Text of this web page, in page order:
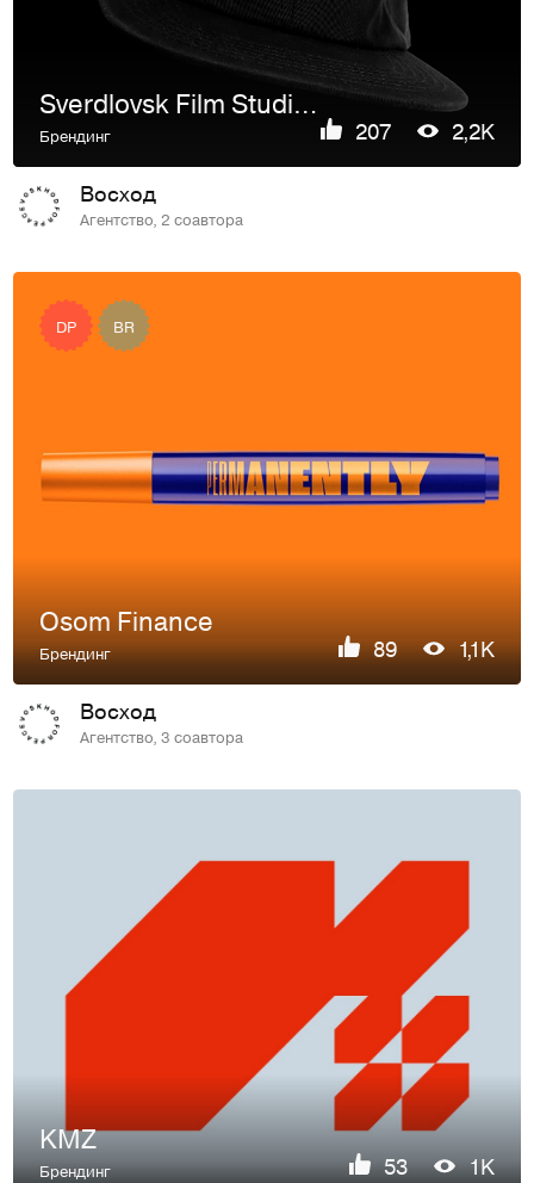
Sverdlovsk Film Studio Identity
Брендинг 207 2,2K
Восход
Агентство, 2 соавтора
DP BR
Osom Finance
Брендинг 89 1,1K
Восход
Агентство, 3 соавтора
KMZ
Брендинг 53 1K